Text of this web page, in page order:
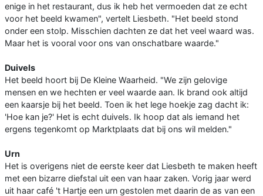
enige in het restaurant, dus ik heb het vermoeden dat ze echt
voor het beeld kwamen", vertelt Liesbeth. "Het beeld stond
onder een stolp. Misschien dachten ze dat het veel waard was.
Maar het is vooral voor ons van onschatbare waarde."
Duivels
Het beeld hoort bij De Kleine Waarheid. "We zijn gelovige
mensen en we hechten er veel waarde aan. Ik brand ook altijd
een kaarsje bij het beeld. Toen ik het lege hoekje zag dacht ik:
'Hoe kan je?' Het is echt duivels. Ik hoop dat als iemand het
ergens tegenkomt op Marktplaats dat bij ons wil melden."
Urn
Het is overigens niet de eerste keer dat Liesbeth te maken heeft
met een bizarre diefstal uit een van haar zaken. Vorig jaar werd
uit haar café 't Hartje een urn gestolen met daarin de as van een